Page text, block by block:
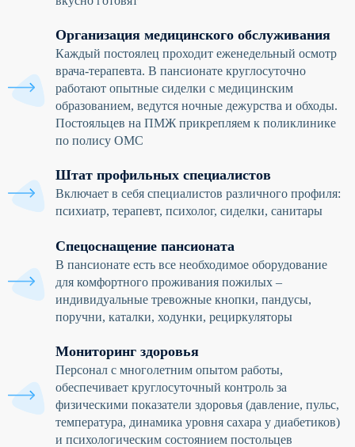
Организация медицинского обслуживания
Каждый постоялец проходит еженедельный осмотр
врача-терапевта. В пансионате круглосуточно
работают опытные сиделки с медицинским
образованием, ведутся ночные дежурства и обходы.
Постояльцев на ПМЖ прикрепляем к поликлинике
по полису ОМС
Штат профильных специалистов
Включает в себя специалистов различного профиля:
психиатр, терапевт, психолог, сиделки, санитары
Спецоснащение пансионата
В пансионате есть все необходимое оборудование
для комфортного проживания пожилых –
индивидуальные тревожные кнопки, пандусы,
поручни, каталки, ходунки, рециркуляторы
Мониторинг здоровья
Персонал с многолетним опытом работы,
обеспечивает круглосуточный контроль за
физическими показатели здоровья (давление, пульс,
температура, динамика уровня сахара у диабетиков)
и психологическим состоянием постольцев